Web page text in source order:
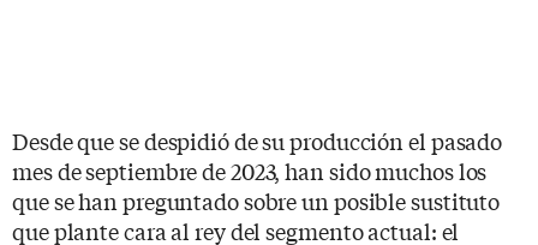
Desde que se despidió de su producción el pasado
mes de septiembre de 2023, han sido muchos los
que se han preguntado sobre un posible sustituto
que plante cara al rey del segmento actual: el